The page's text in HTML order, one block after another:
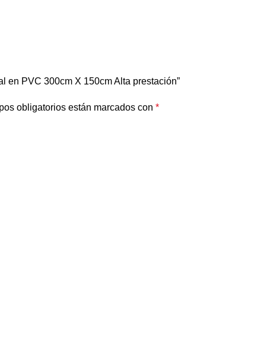
en PVC 300cm X 150cm Alta prestación”
obligatorios están marcados con *